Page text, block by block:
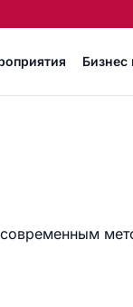
Бизнес